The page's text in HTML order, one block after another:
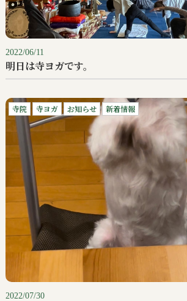
2022/06/11
明日は寺ヨガです。
寺院 寺ヨガ お知らせ 新着情報
2022/07/30